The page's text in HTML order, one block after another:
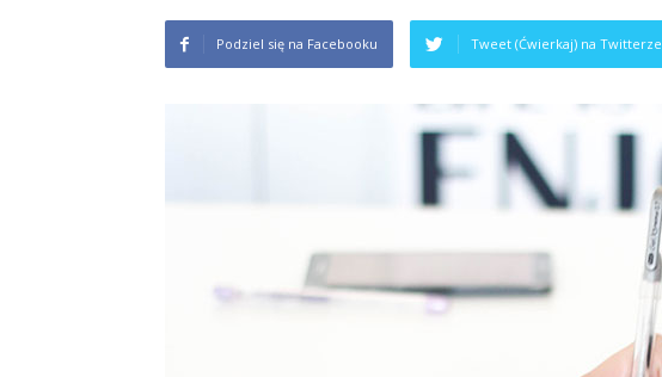
Podziel się na Facebooku Tweet (Ćwierkaj) na Twitterze